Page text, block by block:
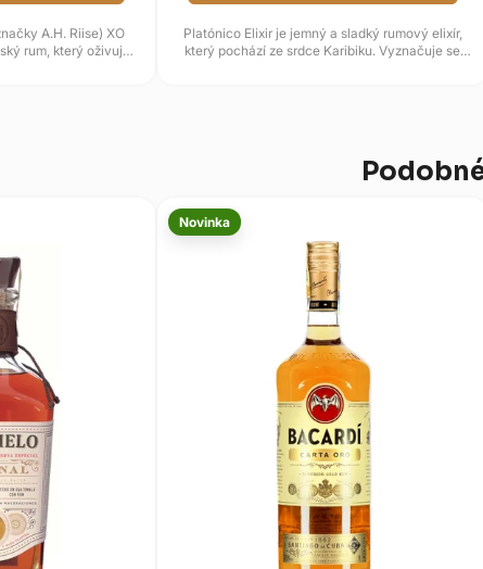
A.H. Riise) XO
rum, který oživuje
Platónico Elixir je jemný a sladký rumový elixír,
který pochází ze srdce Karibiku. Vyznačuje se
Novinka